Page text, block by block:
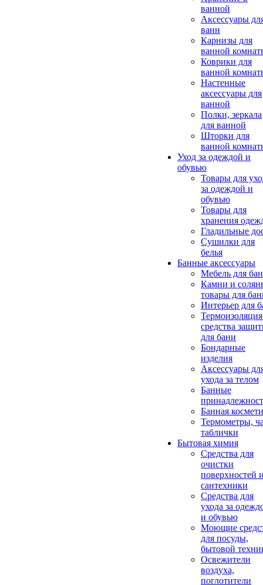
ванной
Аксессуары
ванн
Карнизы для
ванной
Коврики для
ванной
Настенные
аксессуары для
ванной
Полки, зеркала
для ванной
Шторки для
ванной
Уход за одеждой и
обувью
Товары для
за одеждой и
обувью
Товары для
хранения
Гладильные
Сушилки для
белья
Банные аксессуары
Мебель для
Камни и
товары для
Интерьер для
средства
для бани
Бондарные
изделия
Аксеcсуары
ухода за телом
Банные
Банная
Термометры,
таблички
Бытовая химия
Средства для
очистки
поверхностей
сантехники
Средства для
ухода за
и обувью
Моющие
для посуды,
бытовой
Освежители
воздуха,
поглотители